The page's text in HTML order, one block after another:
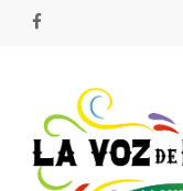
facebook